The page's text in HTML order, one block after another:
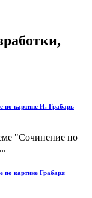
по картине И. Грабарь
"Сочинение по
по картине Грабаря